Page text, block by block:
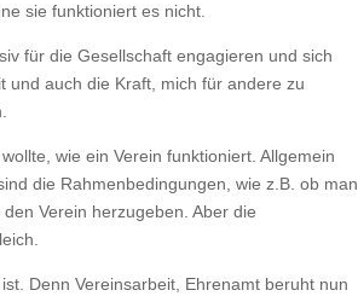
sie funktioniert es nicht.
für die Gesellschaft engagieren und sich
und auch die Kraft, mich für andere zu
wie ein Verein funktioniert. Allgemein
die Rahmenbedingungen, wie z.B. ob man
Verein herzugeben. Aber die
Denn Vereinsarbeit, Ehrenamt beruht nun